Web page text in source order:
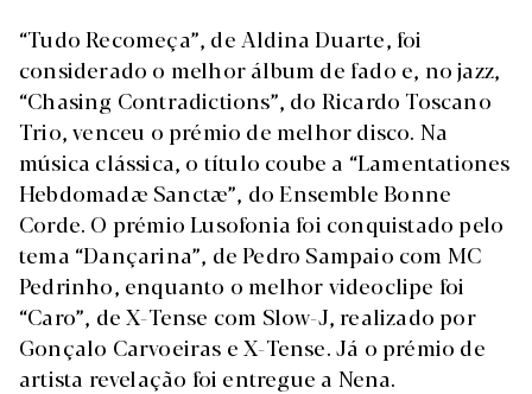
“Tudo Recomeça”, de Aldina Duarte, foi
considerado o melhor álbum de fado e, no jazz,
“Chasing Contradictions”, do Ricardo Toscano
Trio, venceu o prémio de melhor disco. Na
música clássica, o título coube a “Lamentationes
Hebdomadæ Sanctæ”, do Ensemble Bonne
Corde. O prémio Lusofonia foi conquistado pelo
tema “Dançarina”, de Pedro Sampaio com MC
Pedrinho, enquanto o melhor videoclipe foi
“Caro”, de X-Tense com Slow-J, realizado por
Gonçalo Carvoeiras e X-Tense. Já o prémio de
artista revelação foi entregue a Nena.